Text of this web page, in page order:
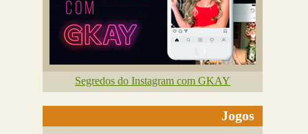
Segredos do Instagram com GKAY
Jogos